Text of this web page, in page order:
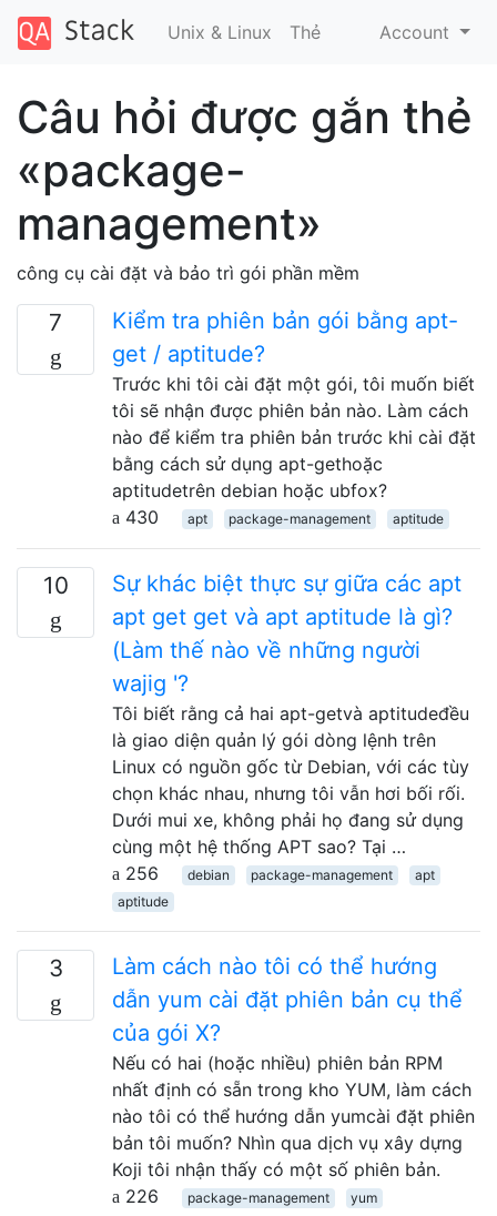
Unix & Linux Thẻ Account
Câu hỏi được gắn thẻ
«package-
management»
công cụ cài đặt và bảo trì gói phần mềm
7
Kiểm tra phiên bản gói bằng apt-
get / aptitude?
Trước khi tôi cài đặt một gói, tôi muốn biết
tôi sẽ nhận được phiên bản nào. Làm cách
nào để kiểm tra phiên bản trước khi cài đặt
bằng cách sử dụng apt-gethoặc
aptitudetrên debian hoặc ubfox?
430
apt package-management aptitude
10
Sự khác biệt thực sự giữa các apt
apt get get và apt aptitude là gì?
(Làm thế nào về những người
wajig '?
Tôi biết rằng cả hai apt-getvà aptitudeđều
là giao diện quản lý gói dòng lệnh trên
Linux có nguồn gốc từ Debian, với các tùy
chọn khác nhau, nhưng tôi vẫn hơi bối rối.
Dưới mui xe, không phải họ đang sử dụng
cùng một hệ thống APT sao? Tại …
256
debian package-management
apt
aptitude
3
Làm cách nào tôi có thể hướng
dẫn yum cài đặt phiên bản cụ thể
của gói X?
Nếu có hai (hoặc nhiều) phiên bản RPM
nhất định có sẵn trong kho YUM, làm cách
nào tôi có thể hướng dẫn yumcài đặt phiên
bản tôi muốn? Nhìn qua dịch vụ xây dựng
Koji tôi nhận thấy có một số phiên bản.
226
package-management yum